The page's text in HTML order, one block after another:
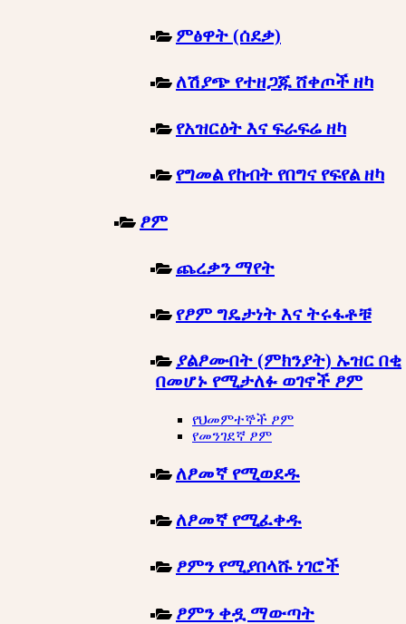
ምፅዋት (ሰደቃ)
ለሽያጭ የተዘጋጁ ሸቀጦች ዘካ
የአዝርዕት እና ፍራፍሬ ዘካ
የግመል የከብት የበግና የፍየል ዘካ
ፆም
ጨረቃን ማየት
የፆም ግዴታነት እና ትሩፋቶቹ
ያልፆሙበት (ምክንያት) ኡዝር በቂ
በመሆኑ የሚታለፉ ወገኖች ፆም
የህመምተኞች ፆም
የመንገደኛ ፆም
ለፆመኛ የሚወደዱ
ለፆመኛ የሚፈቀዱ
ፆምን የሚያበላሹ ነገሮች
ፆምን ቀዷ ማውጣት